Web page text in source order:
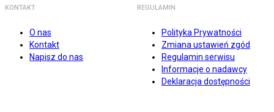
KONTAKT
O nas
Kontakt
Napisz do nas
REGULAMIN
Polityka Prywatności
Zmiana ustawień zgód
Regulamin serwisu
Informacje o nadawcy
Deklaracja dostępności